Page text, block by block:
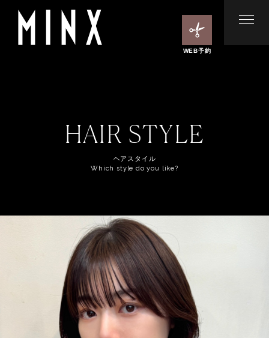
WEB予約
HAIR STYLE
ヘアスタイル
Which style do you like?